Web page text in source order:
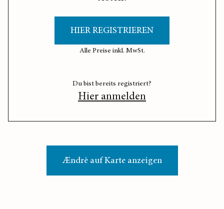
HIER REGISTRIEREN
Alle Preise inkl. MwSt.
Du bist bereits registriert?
Hier anmelden
Ændrè auf Karte anzeigen